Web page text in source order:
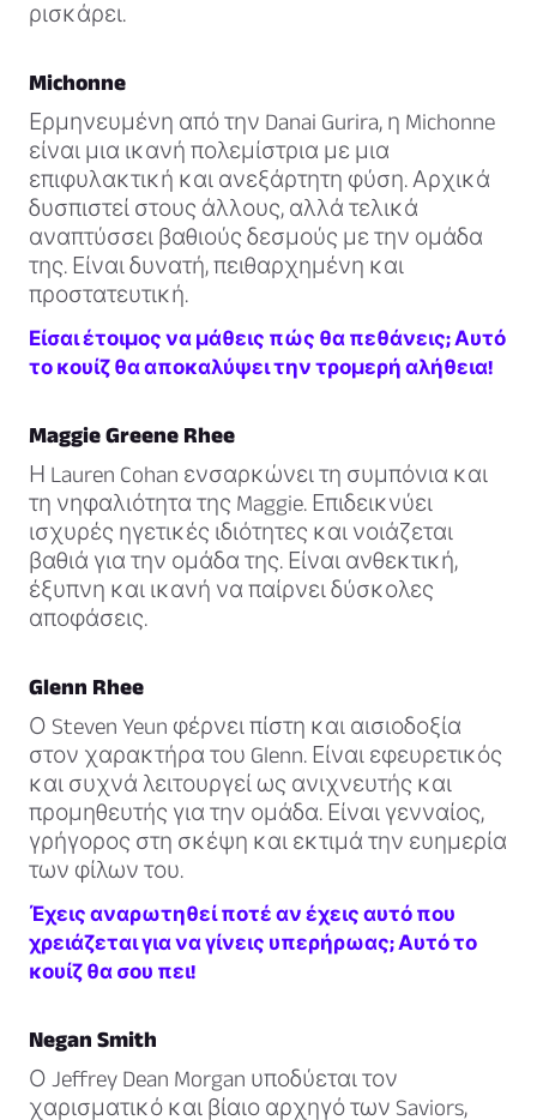
ρισκάρει.
Michonne
Ερμηνευμένη από την Danai Gurira, η Michonne
είναι μια ικανή πολεμίστρια με μια
επιφυλακτική και ανεξάρτητη φύση. Αρχικά
δυσπιστεί στους άλλους, αλλά τελικά
αναπτύσσει βαθιούς δεσμούς με την ομάδα
της. Είναι δυνατή, πειθαρχημένη και
προστατευτική.
Είσαι έτοιμος να μάθεις πώς θα πεθάνεις; Αυτό
το κουίζ θα αποκαλύψει την τρομερή αλήθεια!
Maggie Greene Rhee
Η Lauren Cohan ενσαρκώνει τη συμπόνια και
τη νηφαλιότητα της Maggie. Επιδεικνύει
ισχυρές ηγετικές ιδιότητες και νοιάζεται
βαθιά για την ομάδα της. Είναι ανθεκτική,
έξυπνη και ικανή να παίρνει δύσκολες
αποφάσεις.
Glenn Rhee
Ο Steven Yeun φέρνει πίστη και αισιοδοξία
στον χαρακτήρα του Glenn. Είναι εφευρετικός
και συχνά λειτουργεί ως ανιχνευτής και
προμηθευτής για την ομάδα. Είναι γενναίος,
γρήγορος στη σκέψη και εκτιμά την ευημερία
των φίλων του.
Έχεις αναρωτηθεί ποτέ αν έχεις αυτό που
χρειάζεται για να γίνεις υπερήρωας; Αυτό το
κουίζ θα σου πει!
Negan Smith
Ο Jeffrey Dean Morgan υποδύεται τον
χαρισματικό και βίαιο αρχηγό των Saviors,